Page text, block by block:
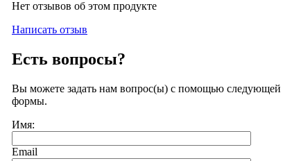
Нет отзывов об этом продукте
Написать отзыв
Есть вопросы?
Вы можете задать нам вопрос(ы) с помощью следующей
формы.
Имя:
Email